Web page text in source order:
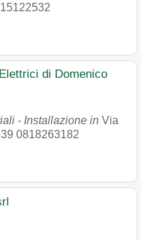
di Domenico
- Installazione in Via
0818263182